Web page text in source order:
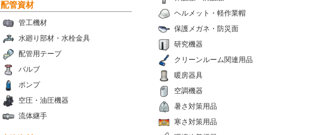
ヘルメット・軽作業帽
保護メガネ・防災面
研究機器
クリーンルーム関連用品
暖房器具
空調機器
暑さ対策用品
寒さ対策用品
配管資材
管工機材
水廻り部材・水栓金具
配管用テープ
バルブ
ポンプ
空圧・油圧機器
流体継手